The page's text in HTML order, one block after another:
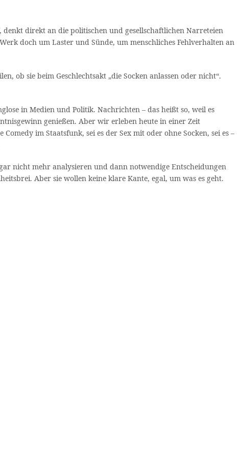
direkt an die politischen und gesellschaftlichen Narreteien
doch um Laster und Sünde, um menschliches Fehlverhalten an
ob sie beim Geschlechtsakt „die Socken anlassen oder nicht“.
in Medien und Politik. Nachrichten – das heißt so, weil es
genießen. Aber wir erleben heute in einer Zeit
im Staatsfunk, sei es der Sex mit oder ohne Socken, sei es –
nicht mehr analysieren und dann notwendige Entscheidungen
Aber sie wollen keine klare Kante, egal, um was es geht.